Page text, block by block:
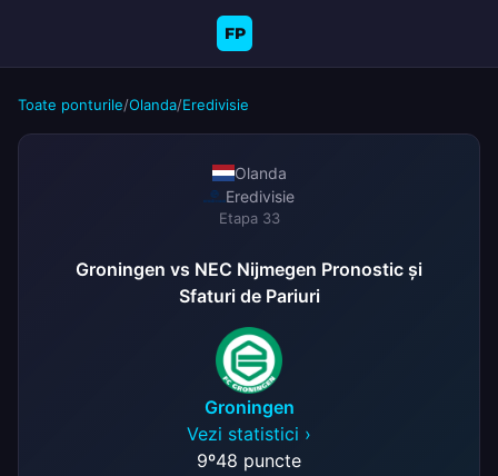
FP
Toate ponturile/Olanda/Eredivisie
Olanda
Eredivisie
Etapa 33
Groningen vs NEC Nijmegen Pronostic și
Sfaturi de Pariuri
Groningen
Vezi statistici ›
9º48 puncte